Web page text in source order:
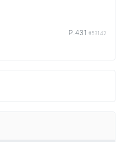
P.431 #53142